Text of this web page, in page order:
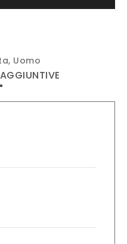
, Uomo